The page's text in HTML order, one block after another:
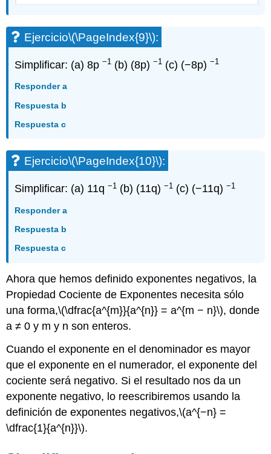
Ejercicio\(\PageIndex{9}\):
Simplificar: (a) 8p−1 (b) (8p)−1 (c) (−8p)−1
Responder a
Respuesta b
Respuesta c
Ejercicio\(\PageIndex{10}\):
Simplificar: (a) 11q−1 (b) (11q)−1 (c) (−11q)−1
Responder a
Respuesta b
Respuesta c
Ahora que hemos definido exponentes negativos, la
Propiedad Cociente de Exponentes necesita sólo
una forma,\(\dfrac{a^{m}}{a^{n}} = a^{m − n}\), donde
a ≠ 0 y m y n son enteros.
Cuando el exponente en el denominador es mayor
que el exponente en el numerador, el exponente del
cociente será negativo. Si el resultado nos da un
exponente negativo, lo reescribiremos usando la
definición de exponentes negativos,\(a^{−n} =
\dfrac{1}{a^{n}}\).